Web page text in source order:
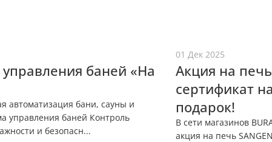
управления баней «На
автоматизация бани, сауны и
управления баней Контроль
и безопасн...
01 Дек 2025
Акция на
сертификат
подарок!
В сети магазинов
акция на печь